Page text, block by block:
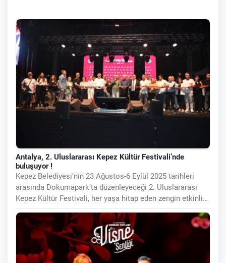
Antalya, 2. Uluslararası Kepez Kültür Festivali’nde
buluşuyor !
Kepez Belediyesi’nin 23 Ağustos-6 Eylül 2025 tarihleri
arasında Dokumapark’ta düzenleyeceği 2. Uluslararası
Kepez Kültür Festivali, her yaşa hitap eden zengin etkinlik
programıyla